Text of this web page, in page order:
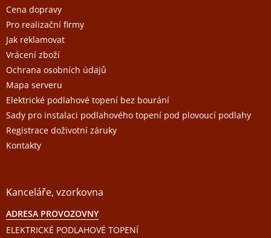
s
u
Cena dopravy
Pro realizační firmy
Jak reklamovat
Vrácení zboží
Ochrana osobních údajů
Mapa serveru
Elektrické podlahové topení bez bourání
Sady pro instalaci podlahového topení pod plovoucí podlahy
Registrace doživotní záruky
Kontakty
Kanceláře, vzorkovna
ADRESA PROVOZOVNY
ELEKTRICKÉ PODLAHOVÉ TOPENÍ